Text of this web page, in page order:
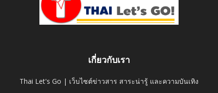
เกี่ยวกับเรา
Thai Let's Go | เว็บไซต์ข่าวสาร สาระน่ารู้ และความบันเทิง